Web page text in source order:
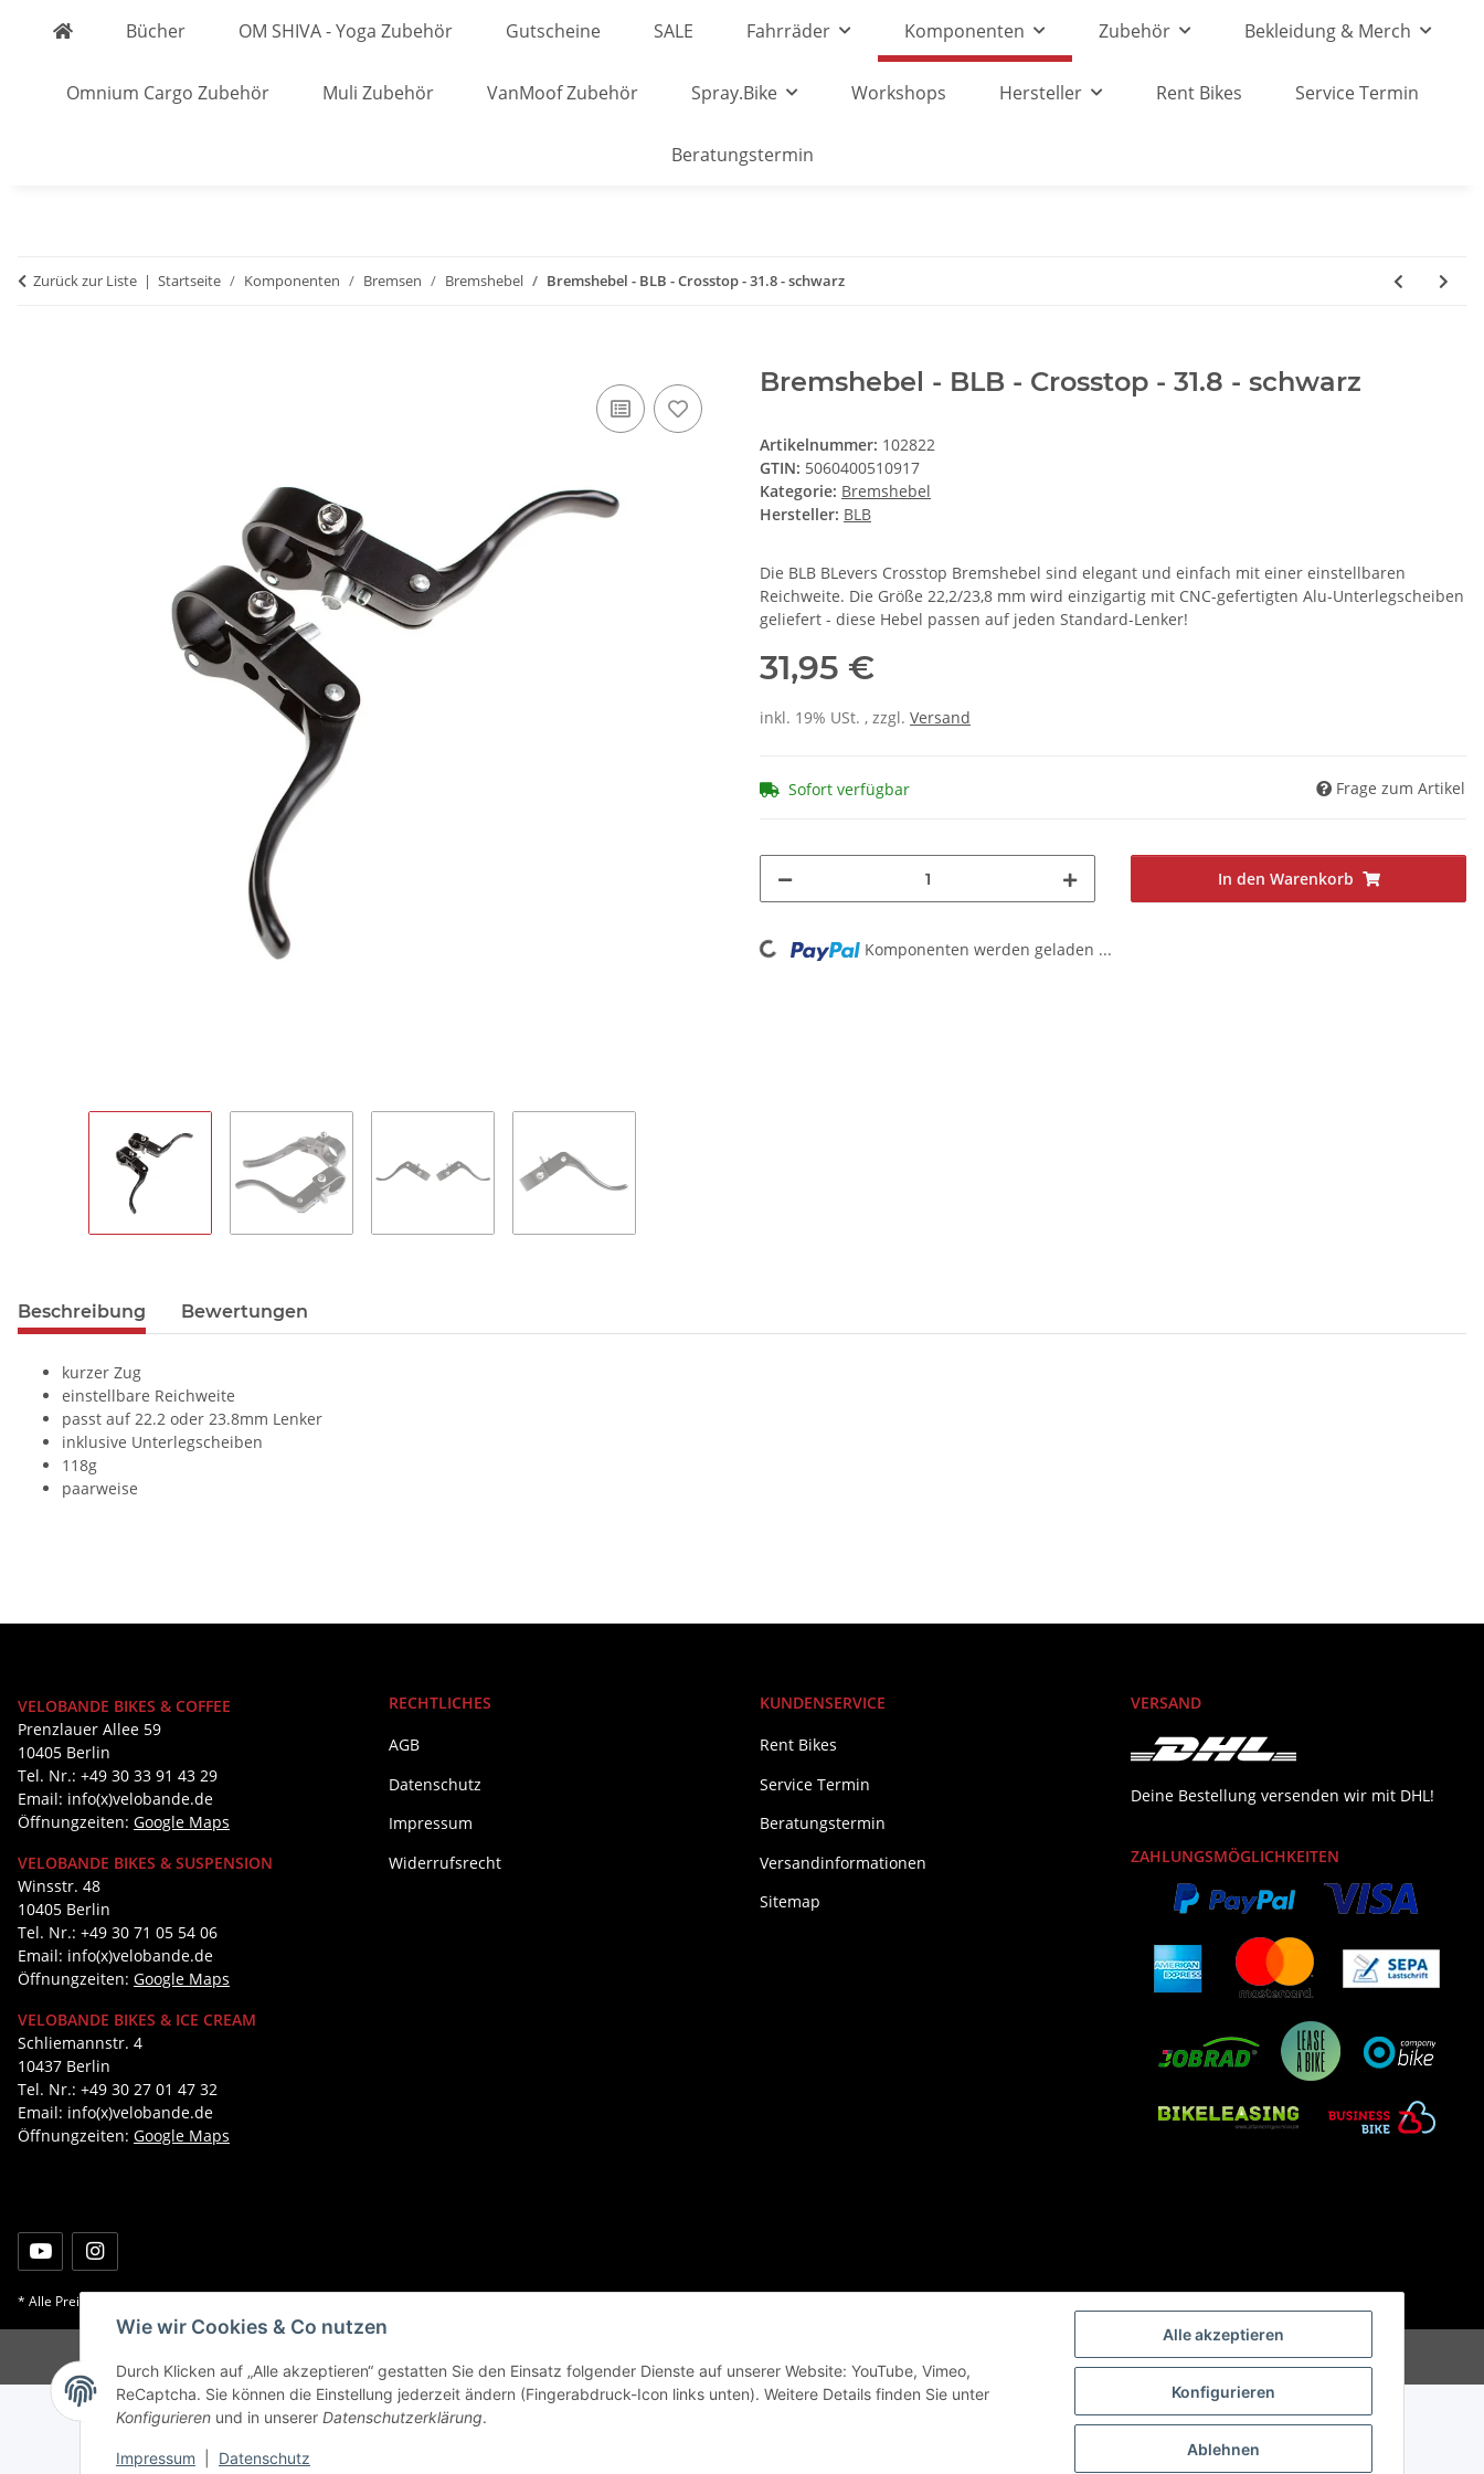
Alle akzeptieren
Konfigurieren
Ablehnen
Wie wir Cookies & Co nutzen
Durch Klicken auf „Alle akzeptieren“ gestatten Sie den Einsatz folgender Dienste auf unserer Website: YouTube, Vimeo,
ReCaptcha. Sie können die Einstellung jederzeit ändern (Fingerabdruck-Icon links unten). Weitere Details finden Sie unter
Konfigurieren und in unserer Datenschutzerklärung.
Impressum Datenschutz
Bücher OM SHIVA - Yoga Zubehör Gutscheine SALE Fahrräder Komponenten Zubehör Bekleidung & Merch
Omnium Cargo Zubehör Muli Zubehör VanMoof Zubehör Spray.Bike Workshops Hersteller Rent Bikes Service Termin
Beratungstermin
Zurück zur Liste Startseite Komponenten Bremsen Bremshebel Bremshebel - BLB - Crosstop - 31.8 - schwarz
Bremshebel - BLB - Crosstop - 31.8 - schwarz
Artikelnummer: 102822
GTIN: 5060400510917
Kategorie: Bremshebel
Hersteller: BLB
Die BLB BLevers Crosstop Bremshebel sind elegant und einfach mit einer einstellbaren
Reichweite. Die Größe 22,2/23,8 mm wird einzigartig mit CNC-gefertigten Alu-Unterlegscheiben
geliefert - diese Hebel passen auf jeden Standard-Lenker!
31,95 €
inkl. 19% USt. , zzgl. Versand
Sofort verfügbar Frage zum Artikel
In den Warenkorb
Loading... Komponenten werden geladen ...
Beschreibung Bewertungen
kurzer Zug
einstellbare Reichweite
passt auf 22.2 oder 23.8mm Lenker
inklusive Unterlegscheiben
118g
paarweise
VELOBANDE BIKES & COFFEE
Prenzlauer Allee 59
10405 Berlin
Tel. Nr.: +49 30 33 91 43 29
Email: info(x)velobande.de
Öffnungzeiten: Google Maps
VELOBANDE BIKES & SUSPENSION
Winsstr. 48
10405 Berlin
Tel. Nr.: +49 30 71 05 54 06
Email: info(x)velobande.de
Öffnungzeiten: Google Maps
VELOBANDE BIKES & ICE CREAM
Schliemannstr. 4
10437 Berlin
Tel. Nr.: +49 30 27 01 47 32
Email: info(x)velobande.de
Öffnungzeiten: Google Maps
RECHTLICHES
AGB
Datenschutz
Impressum
Widerrufsrecht
KUNDENSERVICE
Rent Bikes
Service Termin
Beratungstermin
Versandinformationen
Sitemap
VERSAND
Deine Bestellung versenden wir mit DHL!
ZAHLUNGSMÖGLICHKEITEN
* Alle Preise inkl. gesetzlicher USt., zzgl.